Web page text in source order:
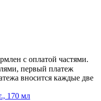
с оплатой частями.
первый платеж
вносится каждые две
170 мл